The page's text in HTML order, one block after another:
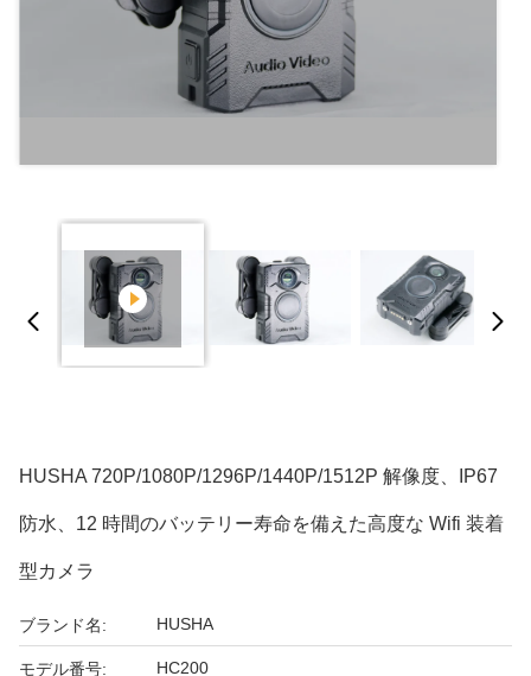
HUSHA 720P/1080P/1296P/1440P/1512P 解像度、IP67
防水、12 時間のバッテリー寿命を備えた高度な Wifi 装着
型カメラ
ブランド名: HUSHA
モデル番号: HC200